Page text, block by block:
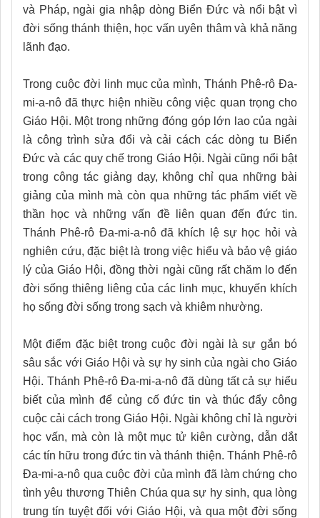
và Pháp, ngài gia nhập dòng Biển Đức và nổi bật vì
đời sống thánh thiện, học vấn uyên thâm và khả năng
lãnh đạo.
Trong cuộc đời linh mục của mình, Thánh Phê-rô Đa-
mi-a-nô đã thực hiện nhiều công việc quan trọng cho
Giáo Hội. Một trong những đóng góp lớn lao của ngài
là công trình sửa đổi và cải cách các dòng tu Biển
Đức và các quy chế trong Giáo Hội. Ngài cũng nổi bật
trong công tác giảng dạy, không chỉ qua những bài
giảng của mình mà còn qua những tác phẩm viết về
thần học và những vấn đề liên quan đến đức tin.
Thánh Phê-rô Đa-mi-a-nô đã khích lệ sự học hỏi và
nghiên cứu, đặc biệt là trong việc hiểu và bảo vệ giáo
lý của Giáo Hội, đồng thời ngài cũng rất chăm lo đến
đời sống thiêng liêng của các linh mục, khuyến khích
họ sống đời sống trong sạch và khiêm nhường.
Một điểm đặc biệt trong cuộc đời ngài là sự gắn bó
sâu sắc với Giáo Hội và sự hy sinh của ngài cho Giáo
Hội. Thánh Phê-rô Đa-mi-a-nô đã dùng tất cả sự hiểu
biết của mình để củng cố đức tin và thúc đẩy công
cuộc cải cách trong Giáo Hội. Ngài không chỉ là người
học vấn, mà còn là một mục tử kiên cường, dẫn dắt
các tín hữu trong đức tin và thánh thiện. Thánh Phê-rô
Đa-mi-a-nô qua cuộc đời của mình đã làm chứng cho
tình yêu thương Thiên Chúa qua sự hy sinh, qua lòng
trung tín tuyệt đối với Giáo Hội, và qua một đời sống